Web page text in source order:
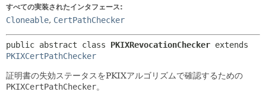
索引
メソッド
すべての実装されたインタフェース:
Cloneable, CertPathChecker
public abstract class PKIXRevocationChecker
PKIXCertPathChecker
証明書の失効ステータスをPKIXアルゴリズムで確認するための
PKIXCertPathChecker。